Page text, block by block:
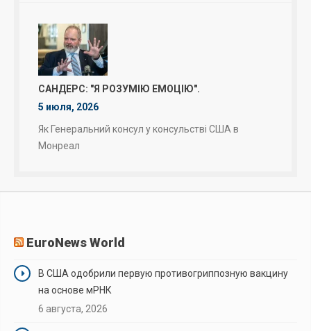
САНДЕРС: "Я РОЗУМІЮ ЕМОЦІЮ".
5 июля, 2026
Як Генеральний консул у консульстві США в
Монреал
EuroNews World
В США одобрили первую противогриппозную вакцину
на основе мРНК
6 августа, 2026